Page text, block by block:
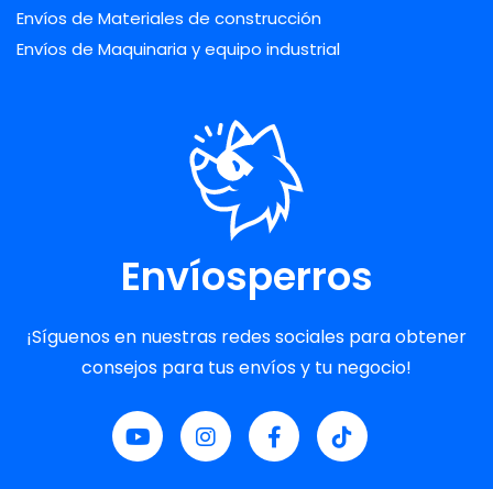
Envíos de Materiales de construcción
Envíos de Maquinaria y equipo industrial
Envíosperros
¡Síguenos en nuestras redes sociales para obtener
consejos para tus envíos y tu negocio!